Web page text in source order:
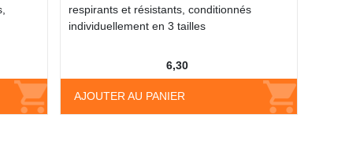
respirants et résistants, conditionnés
individuellement en 3 tailles
AJOUTER AU PANIER
6,30